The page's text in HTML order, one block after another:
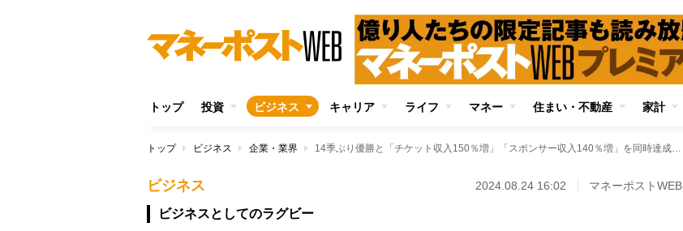
トップ 投資 ビジネス キャリア ライフ マネー 住まい・不動産 家計
トップ ビジネス 企業・業界 14季ぶり優勝と「チケット収入150％増」「スポンサー収入140％増」を同時達成 東芝ブレイブルーパス東京・荒岡義和社長が見据える“世界有数のラグビークラブ”への道筋
ビジネス 2024.08.24 16:02 マネーポストWEB
ビジネスとしてのラグビー